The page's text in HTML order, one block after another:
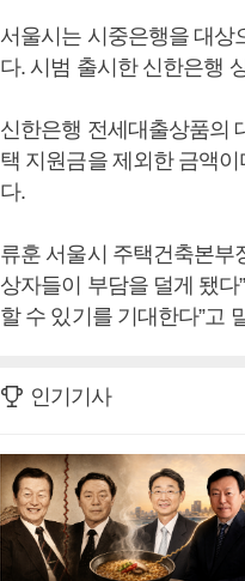
서울시는 시중은행을 대상
다. 시범 출시한 신한은행
신한은행 전세대출상품의
택 지원금을 제외한 금액
다.
류훈 서울시 주택건축본부
상자들이 부담을 덜게 됐
할 수 있기를 기대한다”고
인기기사